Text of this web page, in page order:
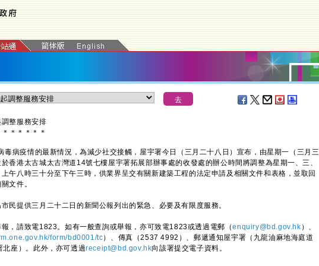
整服務安排
＊ ＊ ＊ ＊ ＊ ＊
疫情的最新情況，為減少社交接觸，屋宇署今日（三月二十八日）宣布，由星期一（三月三
香港太古城太古灣道14號七樓屋宇署拓展部辦事處的收發處的辦公時間將調整為星期一、三、
午八時三十分至下午三時，供業界呈交有關新建築工程的法定申請及相關文件和表格，並取回
文件。
民提供三月二十二日的新聞公報列出的緊急、必要及有限度服務。
請致電1823。如有一般查詢或舉報，亦可致電1823或透過電郵（enquiry@bd.gov.hk ）、
form/bd0001/tc）、傳真（2537 4992）、郵遞通知屋宇署（九龍油麻地海庭道
北座）。此外，亦可透過receipt@bd.gov.hk向該署提交電子資料。